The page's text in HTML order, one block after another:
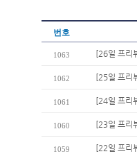
번호
1063 [26일 프리
1062 [25일 프리
1061 [24일 프리
1060 [23일 프리
1059 [22일 프리